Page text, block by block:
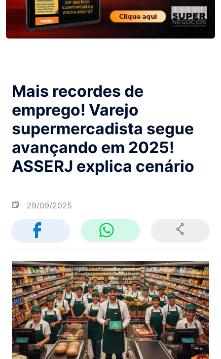
Mais recordes de
emprego! Varejo
supermercadista segue
avançando em 2025!
ASSERJ explica cenário
29/09/2025